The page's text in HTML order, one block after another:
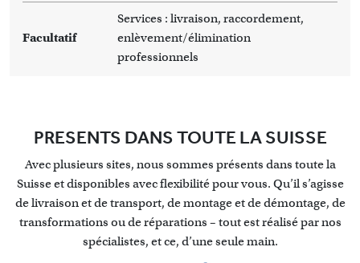
Facultatif
Services : livraison, raccordement,
enlèvement/élimination
professionnels
PRESENTS DANS TOUTE LA SUISSE
Avec plusieurs sites, nous sommes présents dans toute la
Suisse et disponibles avec flexibilité pour vous. Qu’il s’agisse
de livraison et de transport, de montage et de démontage, de
transformations ou de réparations – tout est réalisé par nos
spécialistes, et ce, d’une seule main.